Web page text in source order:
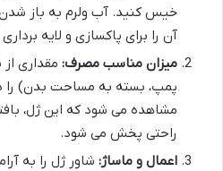
خیس کنید. آب ولرم به باز
آن را برای پاکسازی و لایه
میزان مناسب مصرف: مقداری
پمپ، بسته به مساحت بدن) را
مشاهده می شود که این ژل،
راحتی پخش می شود.
اعمال و ماساژ: شاور ژل را به